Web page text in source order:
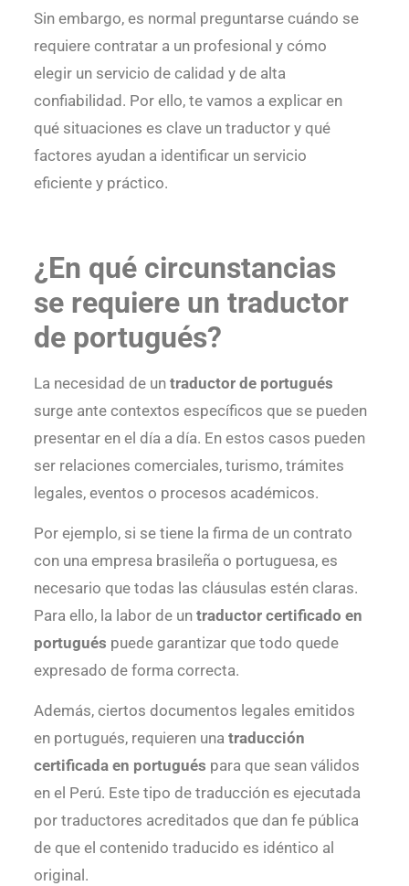
Sin embargo, es normal preguntarse cuándo se
requiere contratar a un profesional y cómo
elegir un servicio de calidad y de alta
confiabilidad. Por ello, te vamos a explicar en
qué situaciones es clave un traductor y qué
factores ayudan a identificar un servicio
eficiente y práctico.
¿En qué circunstancias
se requiere un traductor
de portugués?
La necesidad de untraductor de portugués
surge ante contextos específicos que se pueden
presentar en el día a día. En estos casos pueden
ser relaciones comerciales, turismo, trámites
legales, eventos o procesos académicos.
Por ejemplo, si se tiene la firma de un contrato
con una empresa brasileña o portuguesa, es
necesario que todas las cláusulas estén claras.
Para ello, la labor de un traductor certificado en
portugués puede garantizar que todo quede
expresado de forma correcta.
Además, ciertos documentos legales emitidos
en portugués, requieren una traducción
certificada en portugués para que sean válidos
en el Perú. Este tipo de traducción es ejecutada
por traductores acreditados que dan fe pública
de que el contenido traducido es idéntico al
original.